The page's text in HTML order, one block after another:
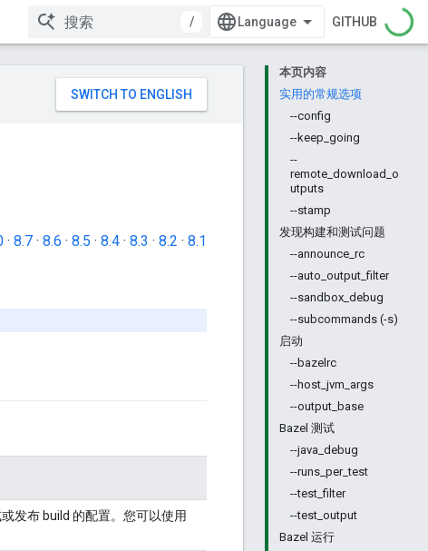
/ GITHUB
本页内容
实用的常规选项
--config
--keep_going
--
remote_download_o
utputs
--stamp
发现构建和测试问题
--announce_rc
--auto_output_filter
--sandbox_debug
--subcommands (-s)
启动
--bazelrc
--host_jvm_args
--output_base
Bazel 测试
--java_debug
--runs_per_test
--test_filter
--test_output
Bazel 运行
· 8.7 · 8.6 · 8.5 · 8.4 · 8.3 · 8.2 · 8.1
发布 build 的配置。您可以使用